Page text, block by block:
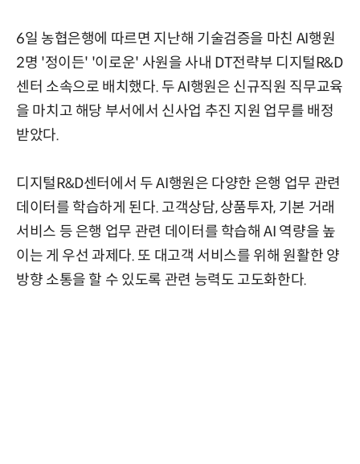
6일 농협은행에 따르면 지난해 기술검증을 마친 AI행원
2명 '정이든' '이로운' 사원을 사내 DT전략부 디지털R&D
센터 소속으로 배치했다. 두 AI행원은 신규직원 직무교육
을 마치고 해당 부서에서 신사업 추진 지원 업무를 배정
받았다.
디지털R&D센터에서 두 AI행원은 다양한 은행 업무 관련
데이터를 학습하게 된다. 고객상담, 상품투자, 기본 거래
서비스 등 은행 업무 관련 데이터를 학습해 AI 역량을 높
이는 게 우선 과제다. 또 대고객 서비스를 위해 원활한 양
방향 소통을 할 수 있도록 관련 능력도 고도화한다.